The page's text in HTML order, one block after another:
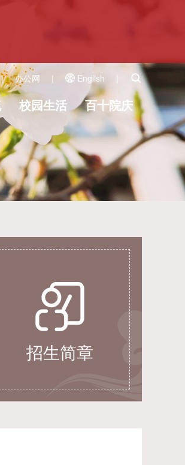
| 办公网 | English |
校园生活 百十院庆
招生简章